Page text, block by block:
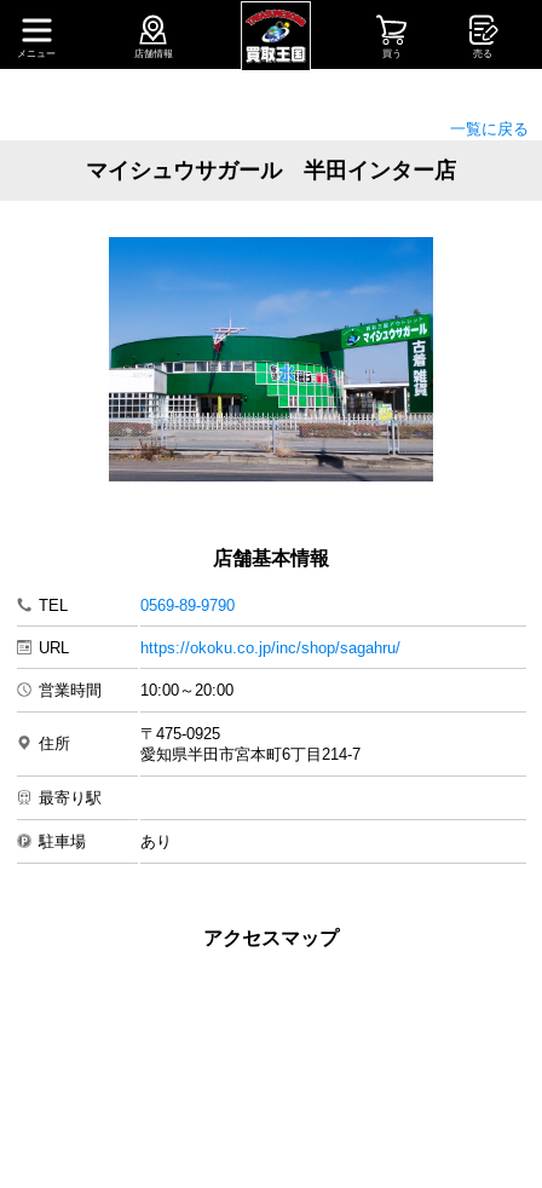
店舗情報 買う 売る
メニュー
一覧に戻る
マイシュウサガール 半田インター店
店舗基本情報
TEL 0569-89-9790
URL https://okoku.co.jp/inc/shop/sagahru/
営業時間 10:00～20:00
住所
〒475-0925
愛知県半田市宮本町6丁目214-7
最寄り駅
駐車場 あり
アクセスマップ